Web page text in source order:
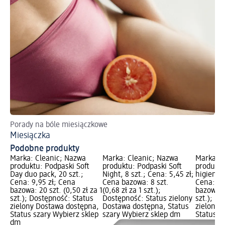
Porady na bóle miesiączkowe
Miesiączka
Podobne produkty
Marka: Cleanic; Nazwa
produktu: Podpaski Soft
Day duo pack, 20 szt.;
Cena: 9,95 zł; Cena
bazowa: 20 szt. (0,50 zł za 1
szt.); Dostępność: Status
zielony Dostawa dostępna,
Status szary Wybierz sklep
dm
Marka: Cleanic; Nazwa
produktu: Podpaski Soft
Night, 8 szt.; Cena: 5,45 zł;
Cena bazowa: 8 szt.
(0,68 zł za 1 szt.);
Dostępność: Status zielony
Dostawa dostępna, Status
szary Wybierz sklep dm
Marka:
Cena:
bazowa:
szt.);
zielony
Status